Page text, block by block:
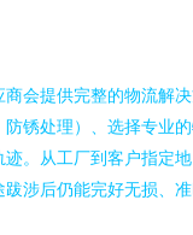
会提供完整的物流解
锈处理）、选择专业
。从工厂到客户指定
涉后仍能完好无损、